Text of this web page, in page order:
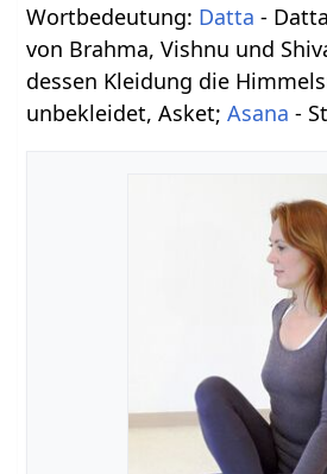
Wortbedeutung: Datta -
von Brahma, Vishnu und
dessen Kleidung die
unbekleidet, Asket;Asana -